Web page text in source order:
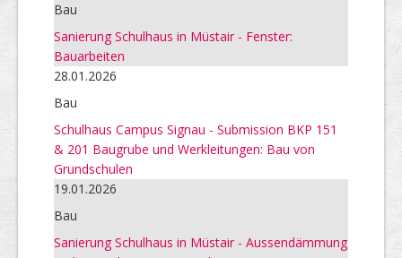
Bau
Sanierung Schulhaus in Müstair - Fenster:
Bauarbeiten
28.01.2026
Bau
Schulhaus Campus Signau - Submission BKP 151
& 201 Baugrube und Werkleitungen: Bau von
Grundschulen
19.01.2026
Bau
Sanierung Schulhaus in Müstair - Aussendämmung